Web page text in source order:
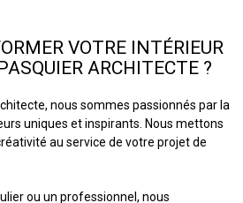
VOTRE INTÉRIEUR
ARCHITECTE ?
nous sommes passionnés par la
uniques et inspirants. Nous mettons
au service de votre projet de
ou un professionnel, nous